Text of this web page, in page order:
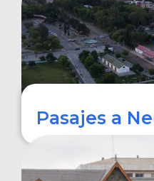
Pasajes a